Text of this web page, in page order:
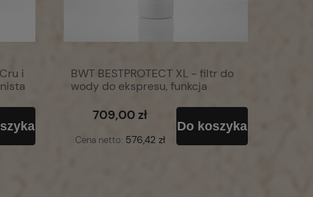
i
BWT BESTPROTECT XL - filtr do
wody do ekspresu, funkcja
709,00 zł
Cena netto: 576,42 zł
Do koszyka